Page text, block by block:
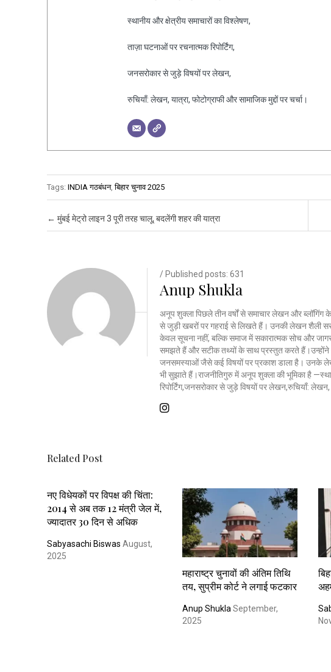
स्थानीय और क्षेत्रीय समाचारों का विश्लेषण,
ताज़ा घटनाओं पर रचनात्मक रिपोर्टिंग,
जनसरोकार से जुड़े विषयों पर लेखन,
रुचियाँ: लेखन, यात्रा, फोटोग्राफी और सामाजिक मुद्दों पर चर्चा।
Tags: INDIA गठबंधन,बिहार चुनाव 2025
Post navigation
← मुंबई मेट्रो लाइन 3 पूरी तरह चालू, बदलेंगी शहर की यात्रा
/ Published posts: 631
Anup Shukla
अनूप शुक्ला पिछले तीन वर्षों से समाचार लेखन और
से जुड़ी खबरों पर गहराई से लिखते हैं। उनकी लेखन शैली
केवल सूचना नहीं, बल्कि समाज में सकारात्मक सोच और
समझते हैं और सटीक तथ्यों के साथ प्रस्तुत करते हैं।उन्होंने
जनसमस्याओं जैसे कई विषयों पर प्रकाश डाला है। उनके लेख
भी सुझाते हैं।राजनीतिगुरु में अनूप शुक्ला की भूमिका है
रिपोर्टिंग,जनसरोकार से जुड़े विषयों पर लेखन,रुचियाँ: लेखन,
Related Post
नए विधेयकों पर विपक्ष की चिंता:
2014 से अब तक 12 मंत्री जेल में,
ज्यादातर 30 दिन से अधिक
Sabyasachi Biswas August,
2025
महाराष्ट्र चुनावों की अंतिम तिथि
तय, सुप्रीम कोर्ट ने लगाई फटकार
Anup Shukla September,
2025